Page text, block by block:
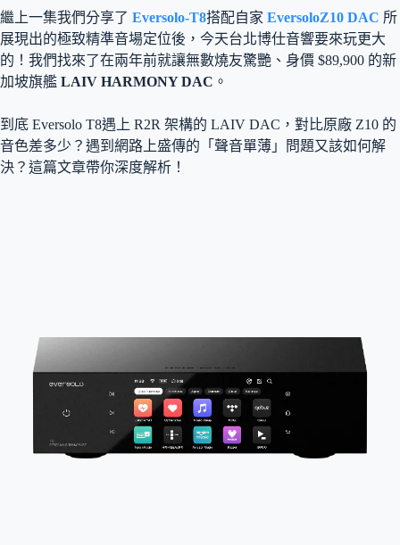
繼上一集我們分享了 Eversolo-T8搭配自家 EversoloZ10 DAC 所
展現出的極致精準音場定位後，今天台北博仕音響要來玩更大
的！我們找來了在兩年前就讓無數燒友驚艷、身價 $89,900 的新
加坡旗艦 LAIV HARMONY DAC 。
到底 Eversolo T8遇上 R2R 架構的 LAIV DAC，對比原廠 Z10 的
音色差多少？遇到網路上盛傳的「聲音單薄」問題又該如何解
決？這篇文章帶你深度解析！